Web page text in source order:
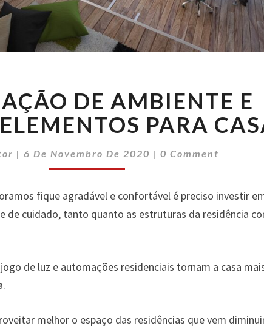
DE
AMBIENTE
E
ELEMENTOS
CASA
DE AMBIENTE E
PARA
|6 De Novembro De 2020 |Comments
0 Comment
fique agradável e confortável é preciso investir
de cuidado, tanto quanto as estruturas da residência
de luz e automações residenciais tornam a casa
melhor o espaço das residências que vem